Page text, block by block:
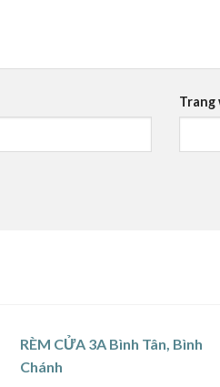
Trang
RÈM CỬA 3A Bình Tân, Bình
Chánh